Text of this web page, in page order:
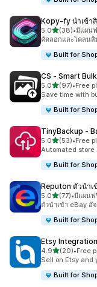
Kopy‑fy นำเข้า
5.0เต็ม 5 ดาว
(38)
ทั้งหมด 38 รีวิว
•มีแผน
คัดลอกและโคลนสิ
Built for
CS ‑ Smart
5.0เต็ม 5 ดาว
(97)
ทั้งหมด 97 รีวิว
•Free
Save time with
Built for
TinyBackup ‑
5.0เต็ม 5 ดาว
(53)
ทั้งหมด 53 รีวิว
•Free
Automated
Built for
Reputon ตัวนำเ
5.0เต็ม 5 ดาว
(77)
ทั้งหมด 77 รีวิว
•มีแผนฟ
ตัวนำเข้า eBay อั
Built for
Etsy
4.9เต็ม 5 ดาว
(20)
ทั้งหมด 20 รีวิว
•Free
Sell on Etsy and
Built for